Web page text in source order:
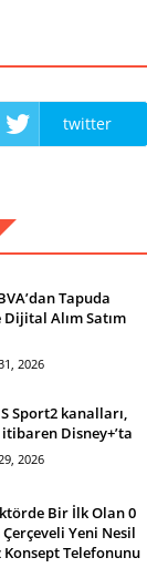
twitter
Tapuda
Alım Satım
2026
Sport2 kanalları,
Disney+’ta
2026
Bir İlk Olan 0
Yeni Nesil
Konsept Telefonunu